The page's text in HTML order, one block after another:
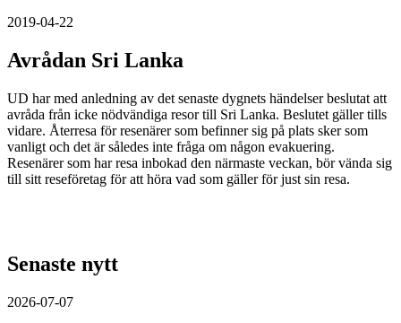
2019-04-22
Avrådan Sri Lanka
UD har med anledning av det senaste dygnets händelser beslutat att
avråda från icke nödvändiga resor till Sri Lanka. Beslutet gäller tills
vidare. Återresa för resenärer som befinner sig på plats sker som
vanligt och det är således inte fråga om någon evakuering.
Resenärer som har resa inbokad den närmaste veckan, bör vända sig
till sitt reseföretag för att höra vad som gäller för just sin resa.
Senaste nytt
2026-07-07